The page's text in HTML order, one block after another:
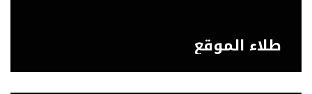
طلاء الموقع